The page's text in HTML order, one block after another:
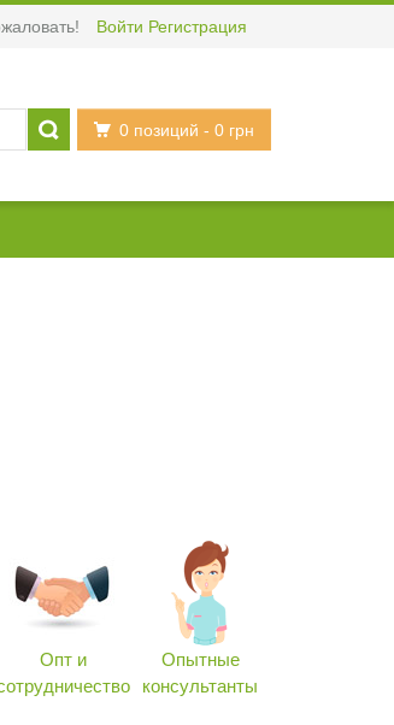
Войти Регистрация
0 позиций - 0 грн
Опт и
Опытные
консультанты